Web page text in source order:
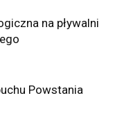
na pływalni
Powstania